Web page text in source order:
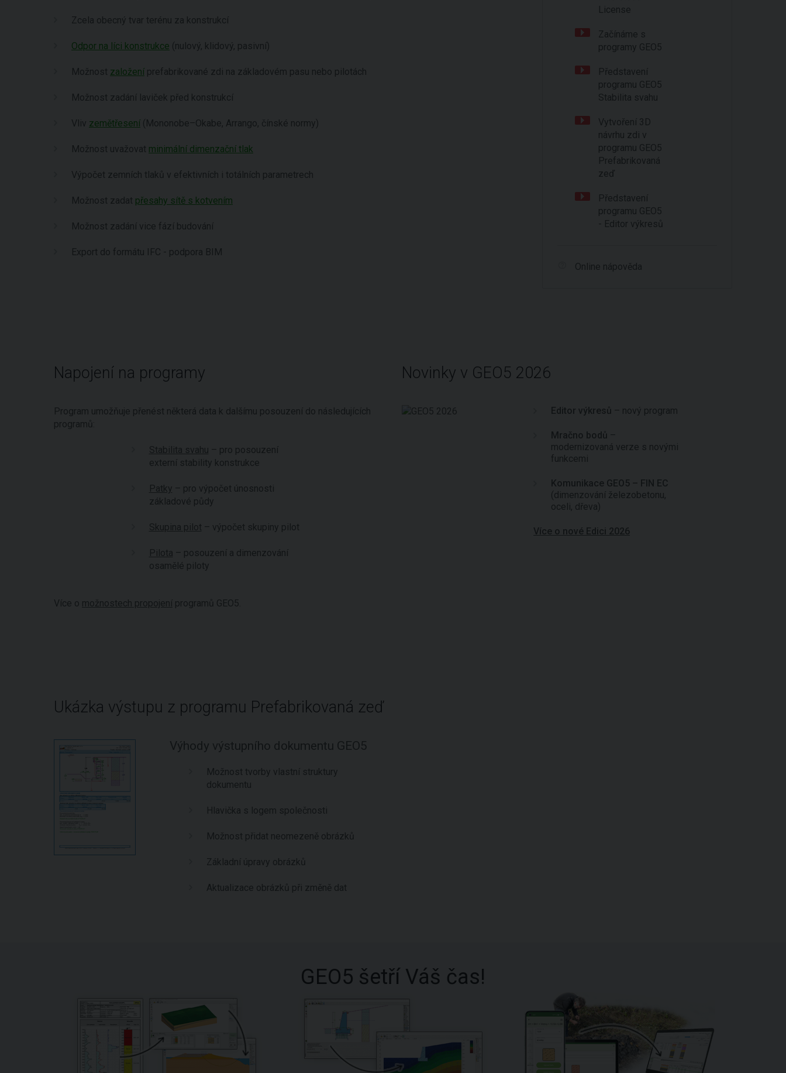
Zcela obecný tvar terénu za konstrukcí
Odpor na líci konstrukce (nulový, klidový, pasivní)
Možnost založení prefabrikované zdi na základovém pasu nebo pilotách
Možnost zadání laviček před konstrukcí
Vliv zemětřesení (Mononobe–Okabe, Arrango, čínské normy)
Možnost uvažovat minimální dimenzační tlak
Výpočet zemních tlaků v efektivních i totálních parametrech
Možnost zadat přesahy sítě s kotvením
Možnost zadání vice fází budování
Export do formátu IFC - podpora BIM
License
Začínáme s
programy GEO5
Představení
programu GEO5
Stabilita svahu
Vytvoření 3D
návrhu zdi v
programu GEO5
Prefabrikovaná
zeď
Představení
programu GEO5
- Editor výkresů
Online nápověda
Napojení na programy
Program umožňuje přenést některá data k dalšímu posouzení do následujících
programů:
Stabilita svahu – pro posouzení
externí stability konstrukce
Patky – pro výpočet únosnosti
základové půdy
Skupina pilot – výpočet skupiny pilot
Pilota – posouzení a dimenzování
osamělé piloty
Více o možnostech propojení programů GEO5.
Ukázka výstupu z programu Prefabrikovaná zeď
Výhody výstupního dokumentu GEO5
Možnost tvorby vlastní struktury
dokumentu
Hlavička s logem společnosti
Možnost přidat neomezeně obrázků
Základní úpravy obrázků
Aktualizace obrázků při změně dat
Novinky v GEO5 2026
Editor výkresů – nový program
Mračno bodů –
modernizovaná verze s novými
funkcemi
Komunikace GEO5 – FIN EC
(dimenzování železobetonu,
oceli, dřeva)
Více o nové Edici 2026
GEO5 šetří Váš čas!